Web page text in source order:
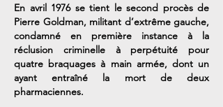
En avril 1976 se tient le second procès de
Pierre Goldman, militant d’extrême gauche,
condamné en première instance à la
réclusion criminelle à perpétuité pour
quatre braquages à main armée, dont un
ayant entraîné la mort de deux
pharmaciennes.